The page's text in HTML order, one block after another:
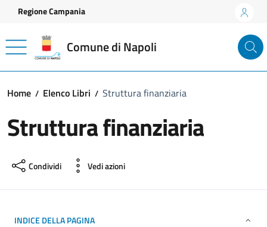
Vai ai contenuti
Vai al footer
Regione Campania
Comune di Napoli
Home Elenco Libri Struttura finanziaria
Struttura finanziaria
Condividi Vedi azioni
INDICE DELLA PAGINA